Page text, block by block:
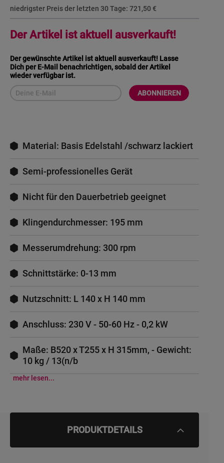
niedrigster Preis der letzten 30 Tage: 721,50 €
Der Artikel ist aktuell ausverkauft!
Der gewünschte Artikel ist aktuell ausverkauft! Lasse
Dich per E-Mail benachrichtigen, sobald der Artikel
wieder verfügbar ist.
ABONNIEREN
Material: Basis Edelstahl /schwarz lackiert
Semi-professionelles Gerät
Nicht für den Dauerbetrieb geeignet
Klingendurchmesser: 195 mm
Messerumdrehung: 300 rpm
Schnittstärke: 0-13 mm
Nutzschnitt: L 140 x H 140 mm
Anschluss: 230 V - 50-60 Hz - 0,2 kW
Maße: B520 x T255 x H 315mm, - Gewicht:
10 kg / 13(n/b
mehr lesen...
PRODUKTDETAILS